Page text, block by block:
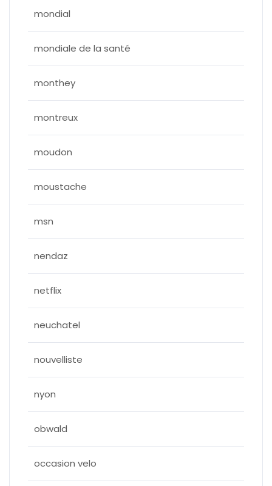
mondial
mondiale de la santé
monthey
montreux
moudon
moustache
msn
nendaz
netflix
neuchatel
nouvelliste
nyon
obwald
occasion velo